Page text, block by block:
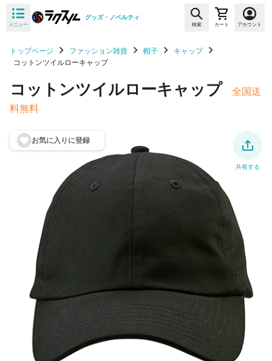
メニュー
グッズ・ノベルティ
検索 カート アカウント
トップページ ファッション雑貨 帽子
キャップ
コットンツイルローキャップ
コットンツイルローキャップ
全国送
料無料
お気に入りに登録
共有する